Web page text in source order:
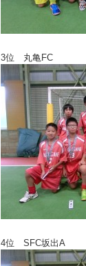
3位 丸亀FC
4位 SFC坂出A